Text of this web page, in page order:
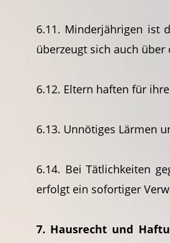
6.11. Minderjährigen ist
überzeugt sich auch
6.12. Eltern haften für
6.13. Unnötiges Lärmen
6.14. Bei Tätlichkeiten
erfolgt ein sofortiger
7. Hausrecht und